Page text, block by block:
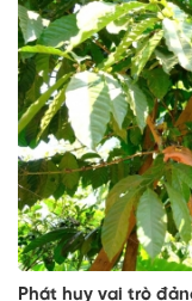
Phát huy vai trò